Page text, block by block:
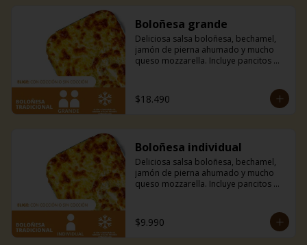
Boloñesa grande
Deliciosa salsa boloñesa, bechamel,
jamón de pierna ahumado y mucho
queso mozzarella. Incluye pancitos
$18.490
Boloñesa individual
Deliciosa salsa boloñesa, bechamel,
jamón de pierna ahumado y mucho
queso mozzarella. Incluye pancitos
$9.990